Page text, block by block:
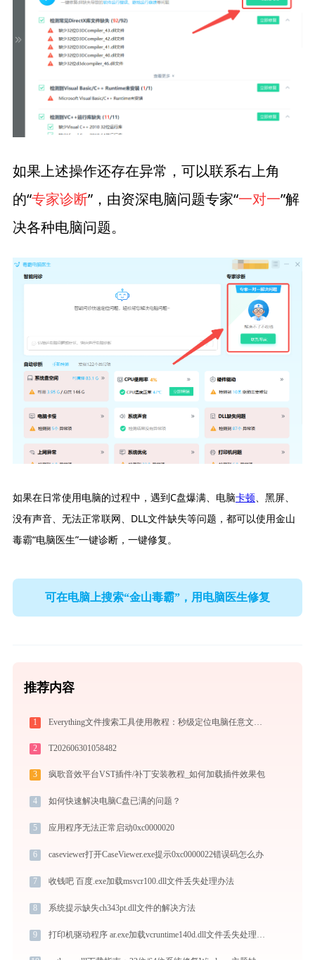
如果上述操作还存在异常，可以联系右上角
的“专家诊断”，由资深电脑问题专家“一对一”解
决各种电脑问题。
如果在日常使用电脑的过程中，遇到C盘爆满、电脑卡顿、黑屏、
没有声音、无法正常联网、DLL文件缺失等问题，都可以使用金山
毒霸“电脑医生”一键诊断，一键修复。
可在电脑上搜索“金山毒霸”，用电脑医生修复
推荐内容
1 Everything文件搜索工具使用教程：秒级定位电脑任意文件的高效搜索神器
2 T202606301058482
3 疯歌音效平台VST插件/补丁安装教程_如何加载插件效果包
4 如何快速解决电脑C盘已满的问题？
5 应用程序无法正常启动0xc0000020
6 caseviewer打开CaseViewer.exe提示0xc0000022错误码怎么办
7 收钱吧 百度.exe加载msvcr100.dll文件丢失处理办法
8 系统提示缺失ch343pt.dll文件的解决方法
9 打印机驱动程序 ar.exe加载vcruntime140d.dll文件丢失处理办法